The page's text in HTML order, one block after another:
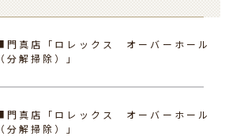
■門真店「ロレックス オーバーホール
（分解掃除）」
■門真店「ロレックス オーバーホール
（分解掃除）」